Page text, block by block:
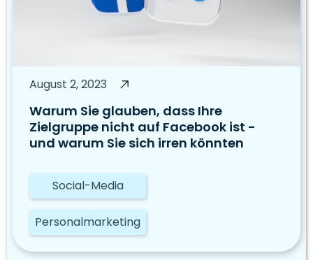
August 2, 2023
Warum Sie glauben, dass Ihre
Zielgruppe nicht auf Facebook ist -
und warum Sie sich irren könnten
Social-Media
Personalmarketing